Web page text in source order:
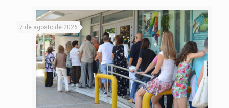
7 de agosto de 2026